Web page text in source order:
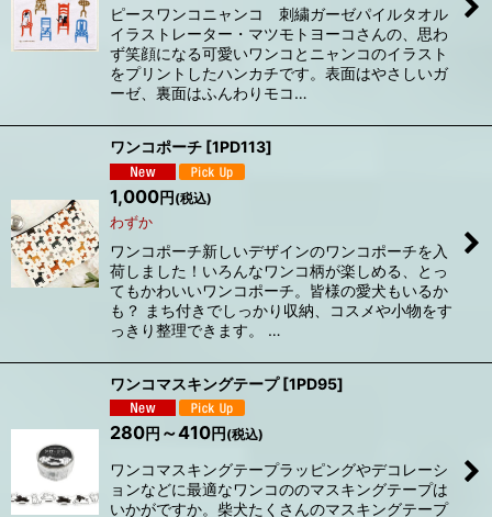
ピースワンコニャンコ 刺繍ガーゼパイルタオル
イラストレーター・マツモトヨーコさんの、思わ
ず笑顔になる可愛いワンコとニャンコのイラスト
をプリントしたハンカチです。表面はやさしいガ
ーゼ、裏面はふんわりモコ…
ワンコポーチ [1PD113]
1,000円(税込)
わずか
ワンコポーチ新しいデザインのワンコポーチを入
荷しました！いろんなワンコ柄が楽しめる、とっ
てもかわいいワンコポーチ。皆様の愛犬もいるか
も？ まち付きでしっかり収納、コスメや小物をす
っきり整理できます。 …
ワンコマスキングテープ [1PD95]
280円 ～410円 (税込)
ワンコマスキングテープラッピングやデコレーシ
ョンなどに最適なワンコののマスキングテープは
いかがですか。柴犬たくさんのマスキングテープ